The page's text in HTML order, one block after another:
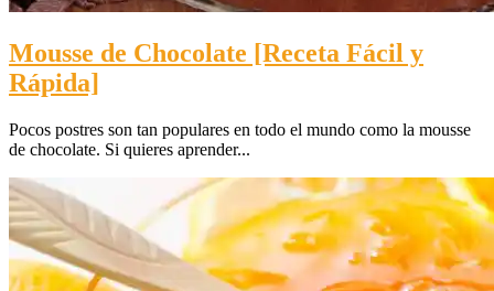
Mousse de Chocolate [Receta Fácil y
Rápida]
Pocos postres son tan populares en todo el mundo como la mousse
de chocolate. Si quieres aprender...